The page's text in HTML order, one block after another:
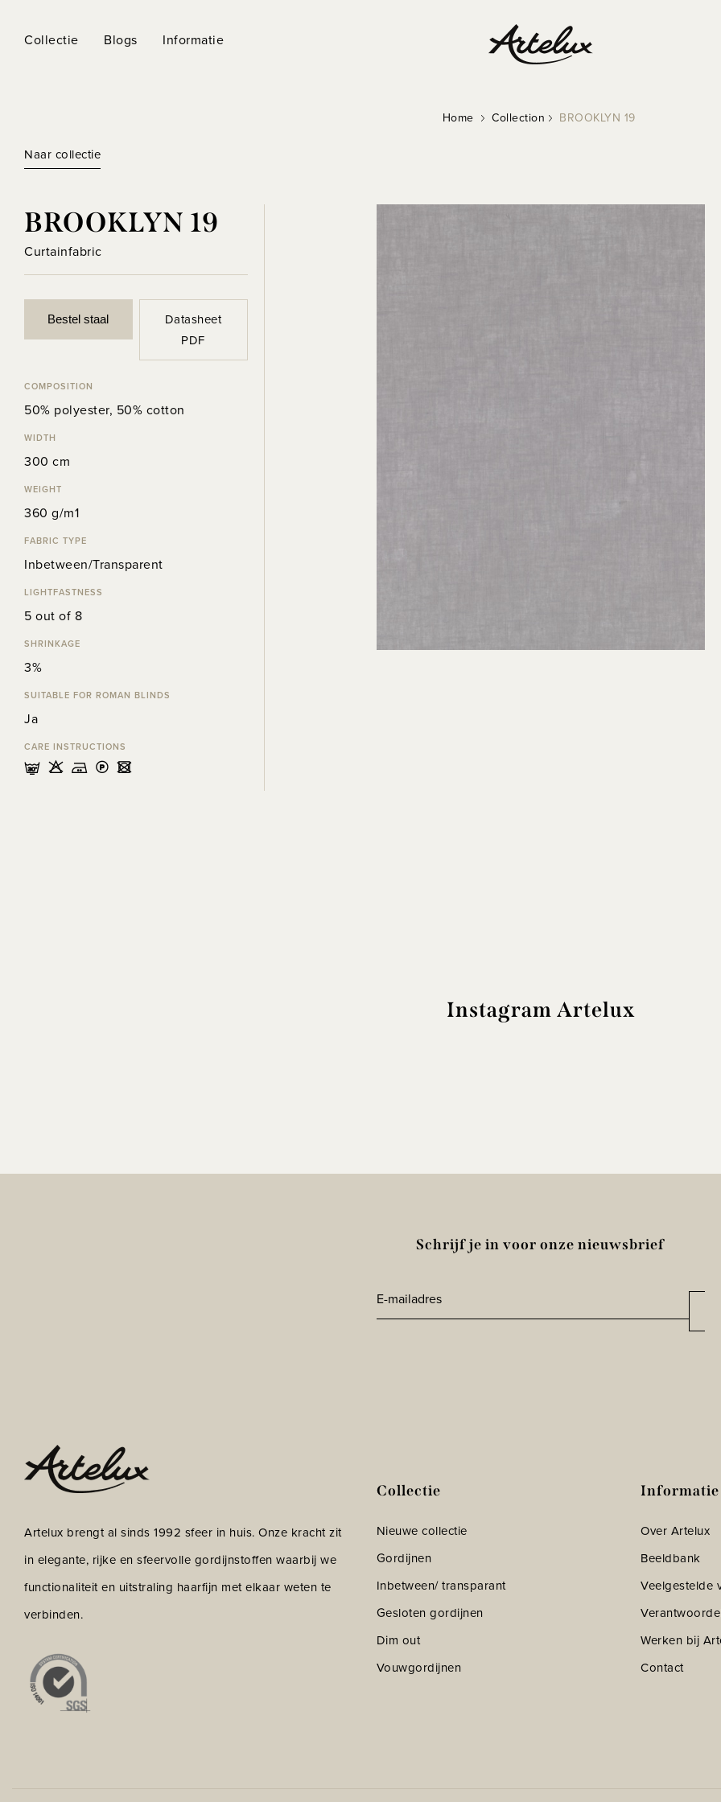
Collectie Blogs Informatie
Home Collection BROOKLYN 19
Naar collectie
BROOKLYN 19
Curtainfabric
Bestel staal
Datasheet
PDF
COMPOSITION
50% polyester, 50% cotton
WIDTH
300 cm
WEIGHT
360 g/m1
FABRIC TYPE
Inbetween/Transparent
LIGHTFASTNESS
5 out of 8
SHRINKAGE
3%
SUITABLE FOR ROMAN BLINDS
Ja
CARE INSTRUCTIONS
mHELU
Instagram Artelux
Schrijf je in voor onze nieuwsbrief
E-
mailadres*
Artelux brengt al sinds 1992 sfeer in huis. Onze kracht zit
in elegante, rijke en sfeervolle gordijnstoffen waarbij we
functionaliteit en uitstraling haarfijn met elkaar weten te
verbinden.
Collectie
Nieuwe collectie
Gordijnen
Inbetween/ transparant
Gesloten gordijnen
Dim out
Vouwgordijnen
Informatie
Over Artelux
Beeldbank
Veelgestelde
Werken bij
Contact